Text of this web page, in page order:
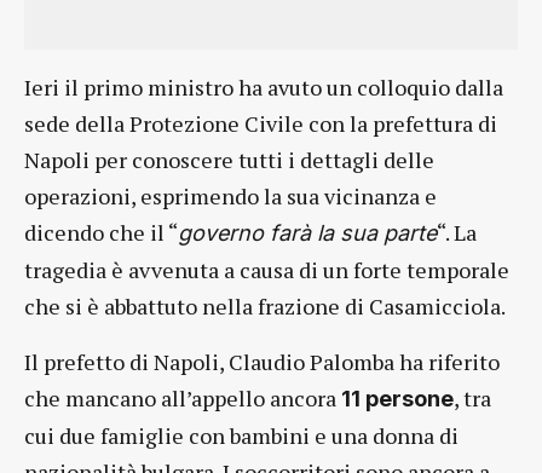
Ieri il primo ministro ha avuto un colloquio dalla
sede della Protezione Civile con la prefettura di
Napoli per conoscere tutti i dettagli delle
operazioni, esprimendo la sua vicinanza e
dicendo che il “governo farà la sua parte“. La
tragedia è avvenuta a causa di un forte temporale
che si è abbattuto nella frazione di Casamicciola.
Il prefetto di Napoli, Claudio Palomba ha riferito
che mancano all’appello ancora 11 persone, tra
cui due famiglie con bambini e una donna di